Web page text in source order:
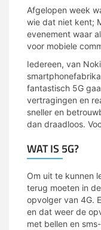
Afgelopen week
wie dat niet kent;
evenement waar
voor mobiele
Iedereen, van
fantastisch 5G
vertragingen en
sneller en
dan draadloos.
WAT IS 5G?
Om uit te kunnen
terug moeten in
opvolger van 4G.
en dat weer de
met bellen en